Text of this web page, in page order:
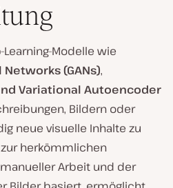
Modelle wie
(GANs),
Variational Autoencoder
Bildern oder
neue visuelle Inhalte zu
zur herkömmlichen
Arbeit und der